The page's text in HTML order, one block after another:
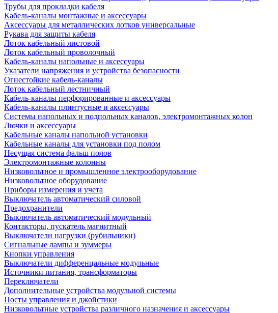
Трубы для прокладки кабеля
Кабель-каналы монтажные и аксессуары
Аксессуары для металлических лотков универсальные
Рукава для защиты кабеля
Лоток кабельный листовой
Лоток кабельный проволочный
Кабель-каналы напольные и аксессуары
Указатели напряжения и устройства безопасности
Огнестойкие кабель-каналы
Лоток кабельный лестничный
Кабель-каналы перфорированные и аксессуары
Кабель-каналы плинтусные и аксессуары
Системы напольных и подпольных каналов, электромонтажных колон
Лючки и аксессуары
Кабельные каналы напольной установки
Кабельные каналы для установки под полом
Несущая система фальш полов
Электромонтажные колонны
Низковольтное и промышленное электрооборудование
Низковольтное оборудование
Приборы измерения и учета
Выключатель автоматический силовой
Предохранители
Выключатель автоматический модульный
Контакторы, пускатель магнитный
Выключатели нагрузки (рубильники)
Сигнальные лампы и зуммеры
Кнопки управления
Выключатели дифференцальные модульные
Источники питания, трансформаторы
Переключатели
Дополнительные устройства модульной системы
Посты управления и джойстики
Низковольтные устройства различного назначения и аксессуары